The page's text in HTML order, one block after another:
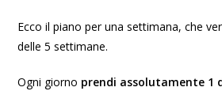
Ecco il piano per una settimana, che
delle 5 settimane.
Ogni giorno prendi assolutamente 1